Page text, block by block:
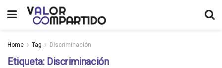
Home Tag Discriminación
Etiqueta: Discriminación